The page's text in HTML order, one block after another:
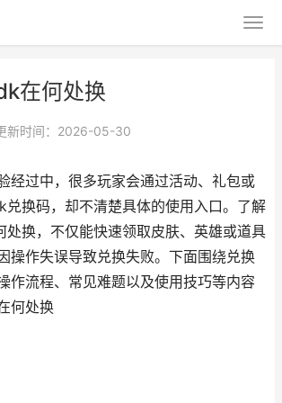
在何处换
新时间：2026-05-30
经过中，很多玩家会通过活动、礼包或
换码，却不清楚具体的使用入口。了解
处换，不仅能快速领取皮肤、英雄或道具
操作失误导致兑换失败。下面围绕兑换
作流程、常见难题以及使用技巧等内容
何处换